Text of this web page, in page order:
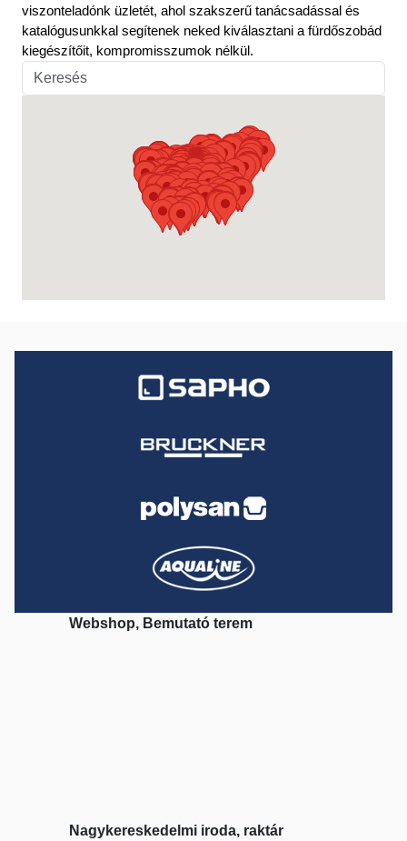
viszonteladónk üzletét, ahol szakszerű tanácsadással és
katalógusunkkal segítenek neked kiválasztani a fürdőszobád
kiegészítőit, kompromisszumok nélkül.
Webshop, Bemutató terem
Nagykereskedelmi iroda, raktár